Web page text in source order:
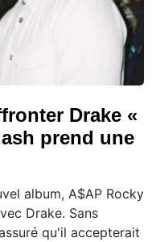
Drake «
prend une
album, A$AP Rocky
Drake. Sans
qu'il accepterait